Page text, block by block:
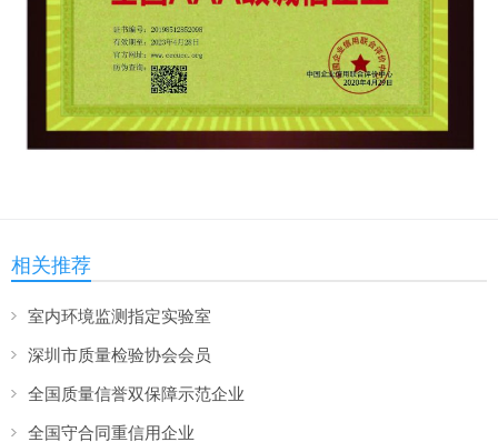
相关推荐
室内环境监测指定实验室
深圳市质量检验协会会员
全国质量信誉双保障示范企业
全国守合同重信用企业